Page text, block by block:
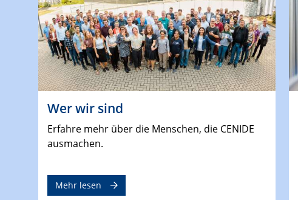
Wer wir sind
Erfahre mehr über die Menschen, die CENIDE
ausmachen.
Mehr lesen